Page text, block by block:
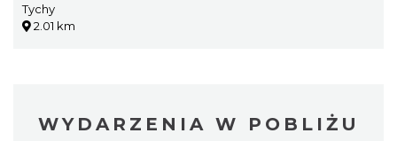
Tychy
2.01 km
WYDARZENIA W POBLIŻU